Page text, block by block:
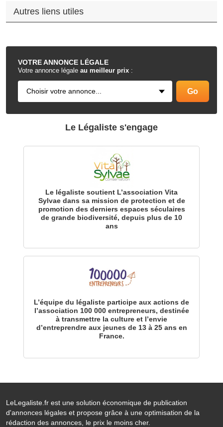
VOTREANNONCE LÉGALE
Votre annonce légale au meilleur prix :
Autres liens utiles
.
Le Légaliste s'engage
Le légaliste soutient L’association Vita
Sylvae dans sa mission de protection et de
promotion des derniers espaces séculaires
de grande biodiversité, depuis plus de 10
ans
L’équipe du légaliste participe aux actions de
l’association 100 000 entrepreneurs, destinée
à transmettre la culture et l’envie
d’entreprendre aux jeunes de 13 à 25 ans en
France.
LeLegaliste.fr est une solution économique de publication
d'annonces légales et propose grâce à une optimisation de la
rédaction des annonces, le prix le moins cher.